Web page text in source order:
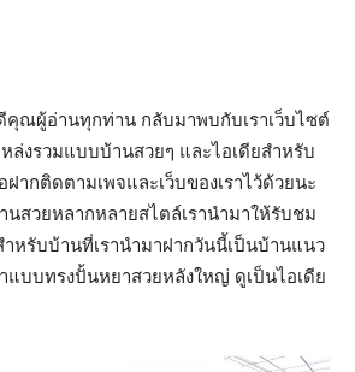
ณผู้อ่านทุกท่าน กลับมาพบกับเราเว็บไซต์
หล่งรวมแบบบ้านสวยๆ และไอเดียสำหรับ
ากติดตามเพจและเว็บของเราไว้ด้วยนะ
สวยหลากหลายสไตล์เรานำมาให้รับชม
หรับบ้านที่เรานำมาฝากวันนี้เป็นบ้านแนว
แบบทรงปั้นหยาสวยหลังใหญ่ ดูเป็นไอเดีย